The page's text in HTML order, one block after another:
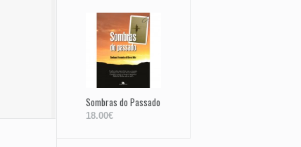
Sombras do Passado
18.00€